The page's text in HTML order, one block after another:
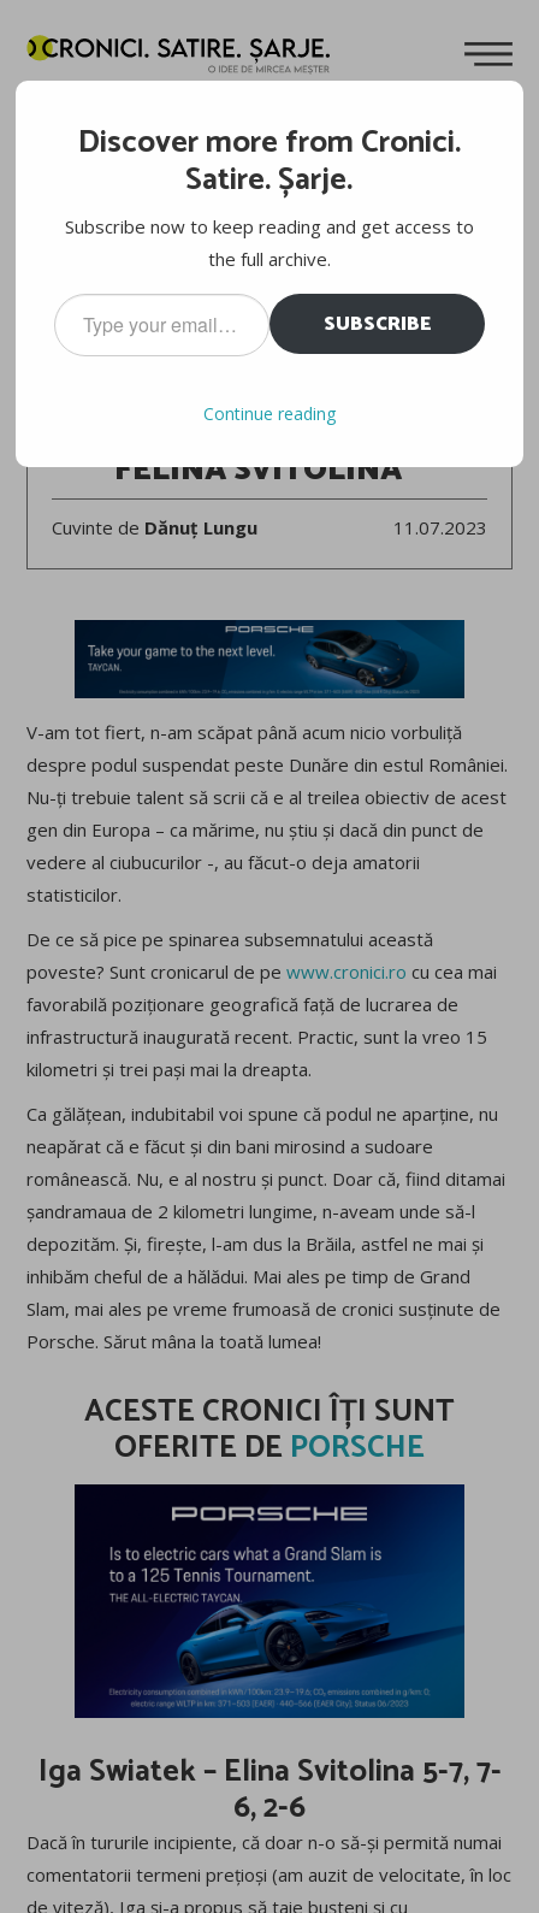
FELINA SVITOLINA
Cuvinte de Dănuț Lungu 11.07.2023
V-am tot fiert, n-am scăpat până acum nicio vorbuliță
despre podul suspendat peste Dunăre din estul României.
Nu-ți trebuie talent să scrii că e al treilea obiectiv de acest
gen din Europa – ca mărime, nu știu și dacă din punct de
vedere al ciubucurilor -, au făcut-o deja amatorii
statisticilor.
De ce să pice pe spinarea subsemnatului această
poveste? Sunt cronicarul de pewww.cronici.ro cu cea mai
favorabilă poziționare geografică față de lucrarea de
infrastructură inaugurată recent. Practic, sunt la vreo 15
kilometri și trei pași mai la dreapta.
Ca gălățean, indubitabil voi spune că podul ne aparține, nu
neapărat că e făcut și din bani mirosind a sudoare
românească. Nu, e al nostru și punct. Doar că, fiind ditamai
șandramaua de 2 kilometri lungime, n-aveam unde să-l
depozităm. Și, firește, l-am dus la Brăila, astfel ne mai și
inhibăm cheful de a hălădui. Mai ales pe timp de Grand
Slam, mai ales pe vreme frumoasă de cronici susținute de
Porsche. Sărut mâna la toată lumea!
ACESTE CRONICI ÎȚI SUNT
OFERITE DEPORSCHE
Iga Swiatek – Elina Svitolina 5-7, 7-
6, 2-6
Dacă în tururile incipiente, că doar n-o să-și permită numai
comentatorii termeni prețioși (am auzit de velocitate, în loc
de viteză), Iga și-a propus să taie bușteni și cu
Discover more from Cronici.
Satire. Șarje.
Subscribe now to keep reading and get access to
the full archive.
Type
your
email…
SUBSCRIBE
Continue reading